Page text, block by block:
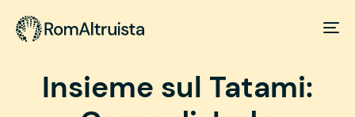
Insieme sul Tatami: